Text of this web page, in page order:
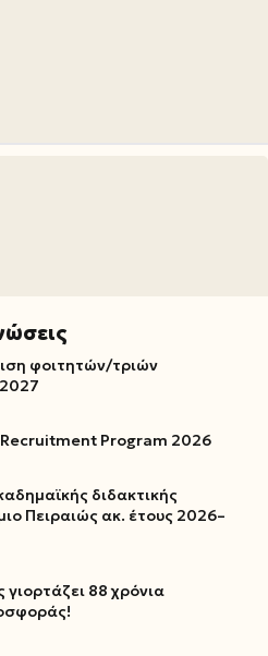
φοιτητών/τριών
Program 2026
διδακτικής
Πειραιώς ακ. έτους 2026–
88 χρόνια